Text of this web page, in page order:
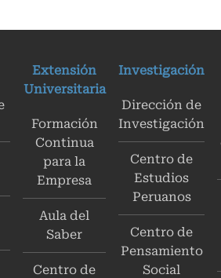
Extensión
Universitaria
Formación
Continua
para la
Empresa
Aula del
Saber
Centro de
Investigación
Dirección de
Investigación
Centro de
Estudios
Peruanos
Centro de
Pensamiento
Social